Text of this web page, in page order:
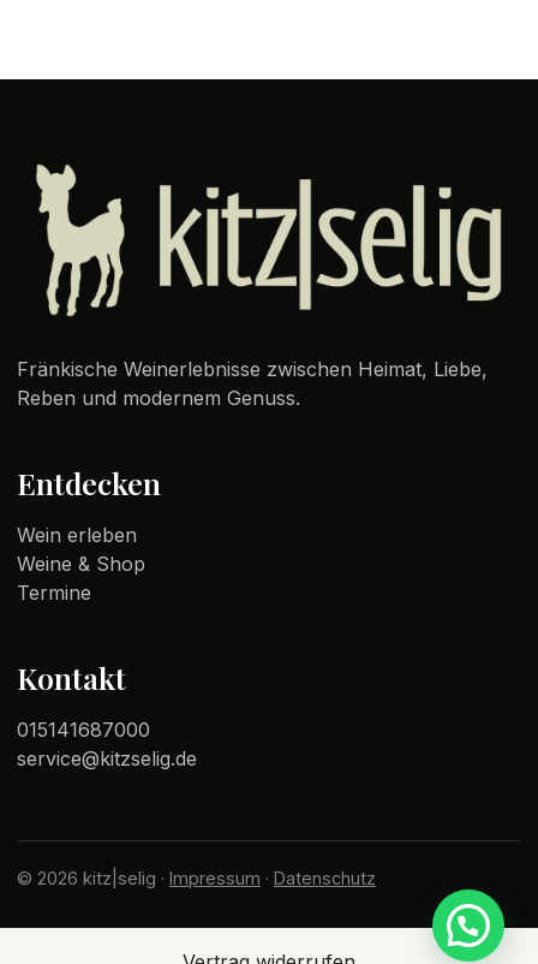
Fränkische Weinerlebnisse zwischen Heimat, Liebe,
Reben und modernem Genuss.
Entdecken
Wein erleben
Weine & Shop
Termine
Kontakt
015141687000
service@kitzselig.de
© 2026 kitz|selig · Impressum · Datenschutz